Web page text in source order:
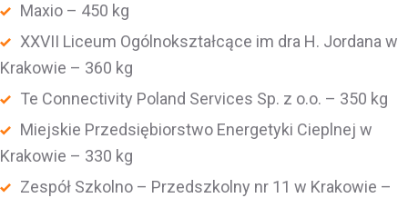
Maxio – 450 kg
XXVII Liceum Ogólnokształcące im dra H. Jordana w
Krakowie – 360 kg
Te Connectivity Poland Services Sp. z o.o. – 350 kg
Miejskie Przedsiębiorstwo Energetyki Cieplnej w
Krakowie – 330 kg
Zespół Szkolno – Przedszkolny nr 11 w Krakowie –